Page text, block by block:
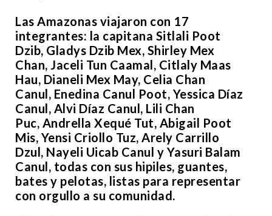
Las Amazonas viajaron con 17
integrantes: la capitana Sitlali Poot
Dzib, Gladys Dzib Mex, Shirley Mex
Chan, Jaceli Tun Caamal, Citlaly Maas
Hau, Dianeli Mex May, Celia Chan
Canul, Enedina Canul Poot, Yessica Díaz
Canul, Alvi Díaz Canul, Lili Chan
Puc, Andrella Xequé Tut, Abigail Poot
Mis, Yensi Criollo Tuz, Arely Carrillo
Dzul, Nayeli Uicab Canul y Yasuri Balam
Canul, todas con sus hipiles, guantes,
bates y pelotas, listas para representar
con orgullo a su comunidad.